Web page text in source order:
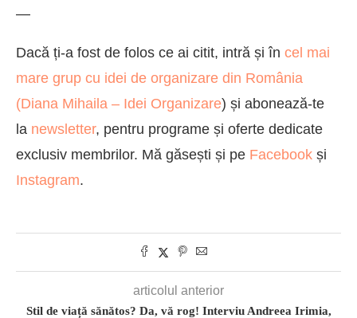
—
Dacă ți-a fost de folos ce ai citit, intră și în cel mai
mare grup cu idei de organizare din România
(Diana Mihaila – Idei Organizare) și abonează-te
la newsletter, pentru programe și oferte dedicate
exclusiv membrilor. Mă găsești și pe Facebook și
Instagram.
articolul anterior
Stil de viață sănătos? Da, vă rog! Interviu Andreea Irimia,